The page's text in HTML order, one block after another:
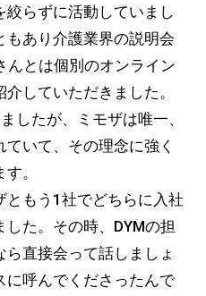
らずに活動していまし
もあり介護業界の説明会
んとは個別のオンライン
していただきました。
したが、ミモザは唯一、
いて、その理念に強く
。
ともう1社でどちらに入社
た。その時、DYMの担
直接会って話しましょ
に呼んでくださったんで